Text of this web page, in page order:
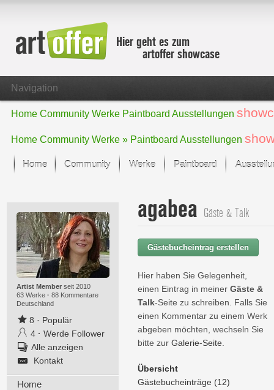
Hier geht es zum
artoffer showcase
Navigation
Home Community Werke Paintboard Ausstellungen
Home Community Werke » Paintboard Ausstellungen
Home Community Werke
Der letzte Monat im Fokus
Alle Fokus-Werke
Standard-Ansicht
Fokus-Werke
Alle neuen Werke
Paintboard
Artist Memberseit 2010
63 Werke · 88 Kommentare
Deutschland
8 · Populär
4 · Werde Follower
Alle anzeigen
Kontakt
Home
agabea Gäste & Talk
Gästebucheintrag erstellen
Hier haben Sie Gelegenheit,
einen Eintrag in meiner Gäste &
Talk-Seite zu schreiben. Falls Sie
einen Kommentar zu einem Werk
abgeben möchten, wechseln Sie
bitte zur Galerie-Seite.
Übersicht
Gästebucheinträge (12)